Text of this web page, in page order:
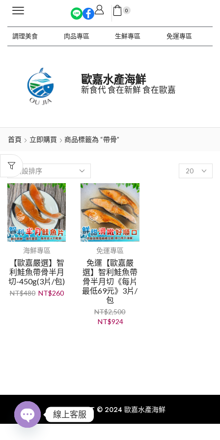
0
調理美食 肉品專區 生鮮專區 免運專區
歐嘉水產海鮮
新食代 食在新鮮 食在歐嘉
首頁 立即購買 商品標籤為 “帶骨”
海鮮專區
【歐嘉嚴選】智
利鮭魚帶骨半月
切-450g(3片/包)
NT$480 NT$260
免運專區
免運【歐嘉嚴
選】智利鮭魚帶
骨半月切《每片
最低69元》3片/
包
NT$2,500
NT$924
COPYRIGHT © 2024 歐嘉水產海鮮
線上客服